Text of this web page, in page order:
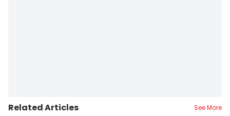
Related Articles See More